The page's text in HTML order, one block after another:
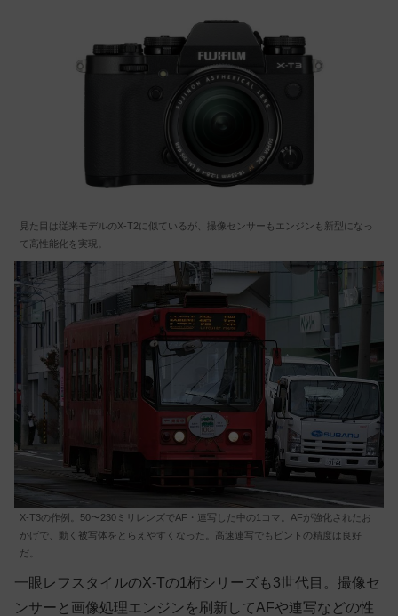
見た目は従来モデルのX-T2に似ているが、撮像センサーもエンジンも新型になっ
て高性能化を実現。
X-T3の作例。50〜230ミリレンズでAF・連写した中の1コマ。AFが強化されたお
かげで、動く被写体をとらえやすくなった。高速連写でもピントの精度は良好
だ。
一眼レフスタイルのX-Tの1桁シリーズも3世代目。撮像セ
ンサーと画像処理エンジンを刷新してAFや連写などの性